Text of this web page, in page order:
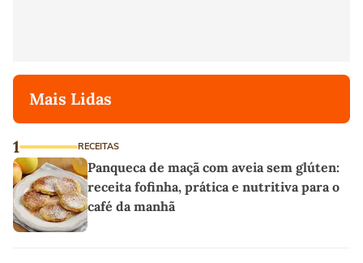
Mais Lidas
1 RECEITAS
Panqueca de maçã com aveia sem glúten:
receita fofinha, prática e nutritiva para o
café da manhã